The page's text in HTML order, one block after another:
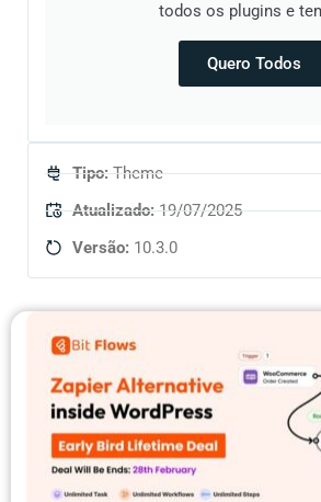
todos os plugins e
Quero Todos
Tipo:Theme
Atualizado:19/07/2025
Versão: 10.3.0